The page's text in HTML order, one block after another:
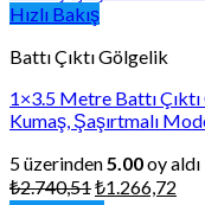
Hızlı Bakış
Battı Çıktı Gölgelik
1×3.5 Metre Battı
Kumaş, Şaşırtmalı
5 üzerinden 5.00oy aldı
₺2.740,51Orijinal
₺1.266,72